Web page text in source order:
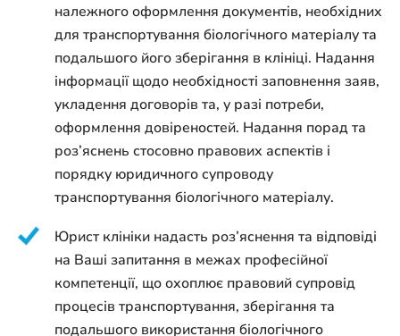
належного оформлення документів, необхідних
для транспортування біологічного матеріалу та
подальшого його зберігання в клініці. Надання
інформації щодо необхідності заповнення заяв,
укладення договорів та, у разі потреби,
оформлення довіреностей. Надання порад та
роз’яснень стосовно правових аспектів і
порядку юридичного супроводу
транспортування біологічного матеріалу.
Юрист клініки надасть роз’яснення та відповіді
на Ваші запитання в межах професійної
компетенції, що охоплює правовий супровід
процесів транспортування, зберігання та
подальшого використання біологічного